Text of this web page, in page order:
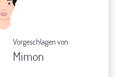
Vorgeschlagen von:
Mimon